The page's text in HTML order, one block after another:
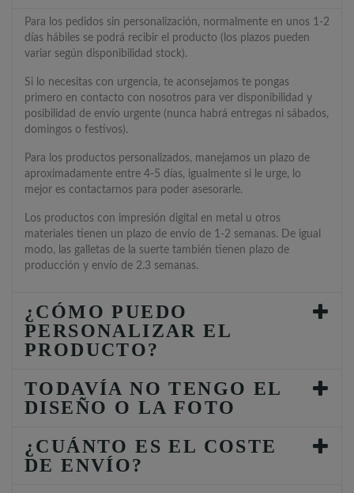
Para los pedidos sin personalización, normalmente en unos 1-2
días hábiles se podrá recibir el producto (los plazos pueden
variar según disponibilidad stock).
Si lo necesitas con urgencia, te aconsejamos te pongas
primero en contacto con nosotros para ver disponibilidad y
posibilidad de envío urgente (nunca habrá entregas ni sábados,
domingos o festivos).
Para los productos personalizados, manejamos un plazo de
aproximadamente entre 4-5 días, igualmente si le urge, lo
mejor es contactarnos para poder asesorarle.
Los productos con impresión digital en metal u otros
materiales tienen un plazo de envío de 1-2 semanas. De igual
modo, las galletas de la suerte también tienen plazo de
producción y envío de 2.3 semanas.
¿CÓMO PUEDO
PERSONALIZAR EL
PRODUCTO?
TODAVÍA NO TENGO EL
DISEÑO O LA FOTO
¿CUÁNTO ES EL COSTE
DE ENVÍO?